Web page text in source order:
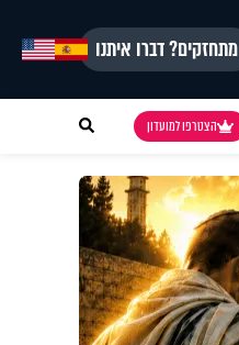
מתחזקים? דברו איתנו
הצטרפו למועדון